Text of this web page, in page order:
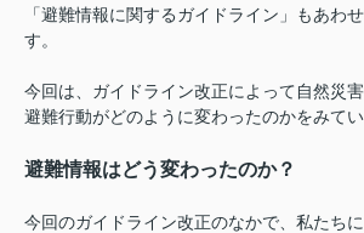
「避難情報に関するガイドライン」もあわ
す。
今回は、ガイドライン改正によって自然災
避難行動がどのように変わったのかをみてい
避難情報はどう変わったのか？
今回のガイドライン改正のなかで、私たち